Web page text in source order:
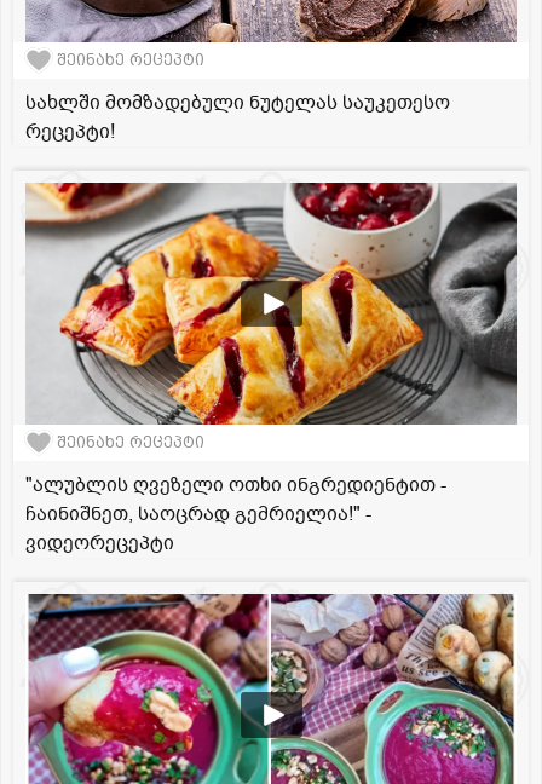
შეინახე რეცეპტი
სახლში მომზადებული ნუტელას საუკეთესო
რეცეპტი!
შეინახე რეცეპტი
"ალუბლის ღვეზელი ოთხი ინგრედიენტით -
ჩაინიშნეთ, საოცრად გემრიელია!" -
ვიდეორეცეპტი